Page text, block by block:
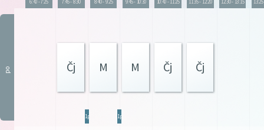
6:40-7:25 7:45-8:30 8:40-9:25 9:45- 10:30 10:40-11:25 11:35- 12:20 12:30- 13:15 13:25
po Čj M M Čj Čj
1p. 1p.